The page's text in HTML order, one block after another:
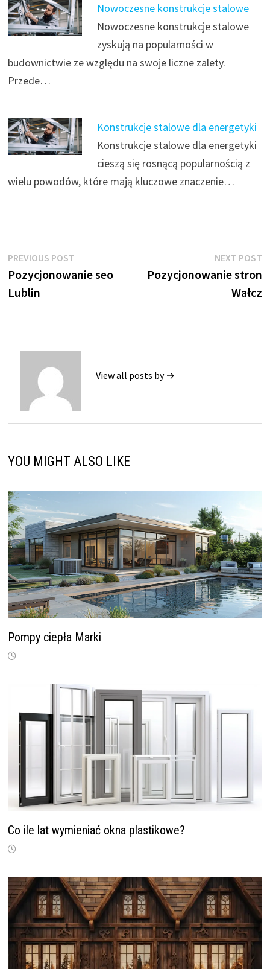
Nowoczesne konstrukcje stalowe
Nowoczesne konstrukcje stalowe
zyskują na popularności w
budownictwie ze względu na swoje liczne zalety.
Przede…
Konstrukcje stalowe dla energetyki
Konstrukcje stalowe dla energetyki
cieszą się rosnącą popularnością z
wielu powodów, które mają kluczowe znaczenie…
Nawigacja
wpisu
PREVIOUS POSTPrevious
post:
Pozycjonowanie seo
Lublin
NEXT POST
Pozycjonowanie stron
Wałcz
View all posts by →
YOU MIGHT ALSO LIKE
Pompy ciepła Marki
Co ile lat wymieniać okna plastikowe?